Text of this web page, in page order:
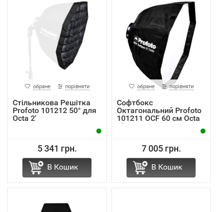
обране порівняти
Стільникова Решітка
Profoto 101212 50° для
Octa 2'
5 341 грн.
В Кошик
обране порівняти
Софтбокс
Октагональний Profoto
101211 OCF 60 см Octa
2'
7 005 грн.
В Кошик